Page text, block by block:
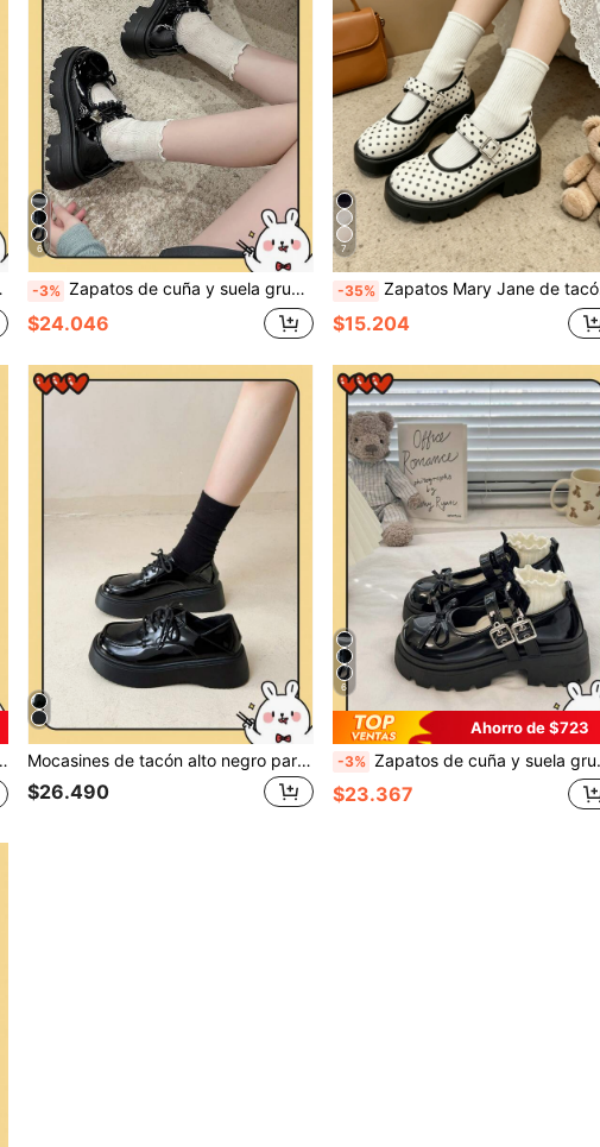
6
-3% Zapatos de cuña y suela gruesa para mujer/Zapatos Mary Jane con hebilla y lazo negro 2025 Primavera Nuevo Estilo Británico Retro JK Gótico de suela gruesa
$24.046
7
-35% Zapatos Mary Jane de tacón alto negros para mujer 2024 verano nuevos zapatos versátiles estilo universitario suela gruesa/Zapatos Mary Jane de suela gruesa con lunares para mujer zapatos de cuero que aumentan la altura estilo japonés JK correa única punta redonda vamp bajo zapatos versátiles
$15.204
Mocasines de tacón alto negro para mujer, primavera 2026, estilo británico vintage versátil para primavera/otoño, zapatos JK con plataforma que aumenta la altura, suela gruesa de charol con cordones
$26.490
6
Ahorro de $723
-3% Zapatos de cuña y suela gruesa para mujer/Zapatos Mary Jane con hebilla y lazo negro 2025 Primavera Nuevo Estilo Británico Retro JK Gótico con suela gruesa
$23.367